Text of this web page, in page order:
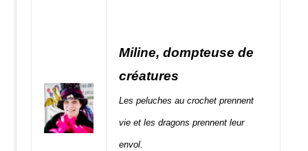
Miline, dompteuse de
créatures
Les peluches au crochet prennent
vie et les dragons prennent leur
envol.